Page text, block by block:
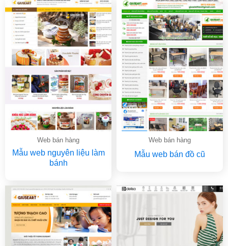
Web bán hàng
Mẫu web nguyên liệu làm
bánh
Web bán hàng
Mẫu web bán đồ cũ